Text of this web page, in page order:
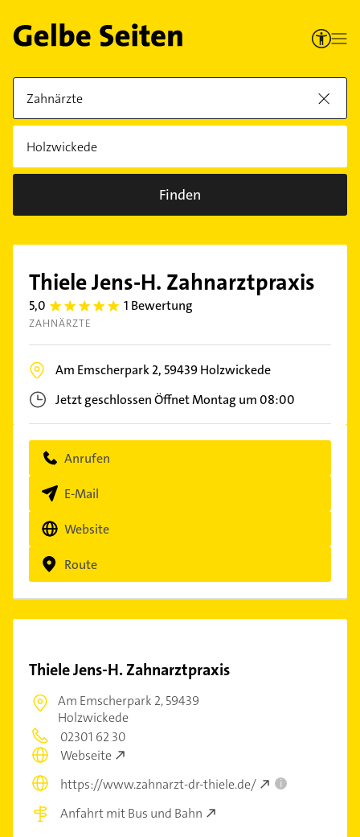
Finden
Thiele Jens-H. Zahnarztpraxis
5,0 5.0 1 Bewertung
ZAHNÄRZTE
Am Emscherpark 2, 59439Holzwickede
Jetzt geschlossenÖffnet Montag um 08:00
Anrufen
E-Mail
Website
Route
Thiele Jens-H. Zahnarztpraxis
Am Emscherpark 2,59439
Holzwickede
02301 62 30
Webseite
https://www.zahnarzt-dr-thiele.de/
i
Anfahrt mit Bus und Bahn